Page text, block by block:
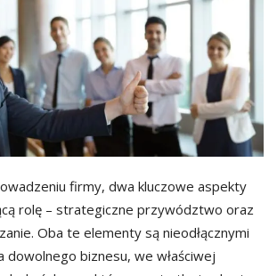
firmy, dwa kluczowe aspekty
rolę – strategiczne przywództwo oraz
Oba te elementy są nieodłącznymi
dowolnego biznesu, we właściwej